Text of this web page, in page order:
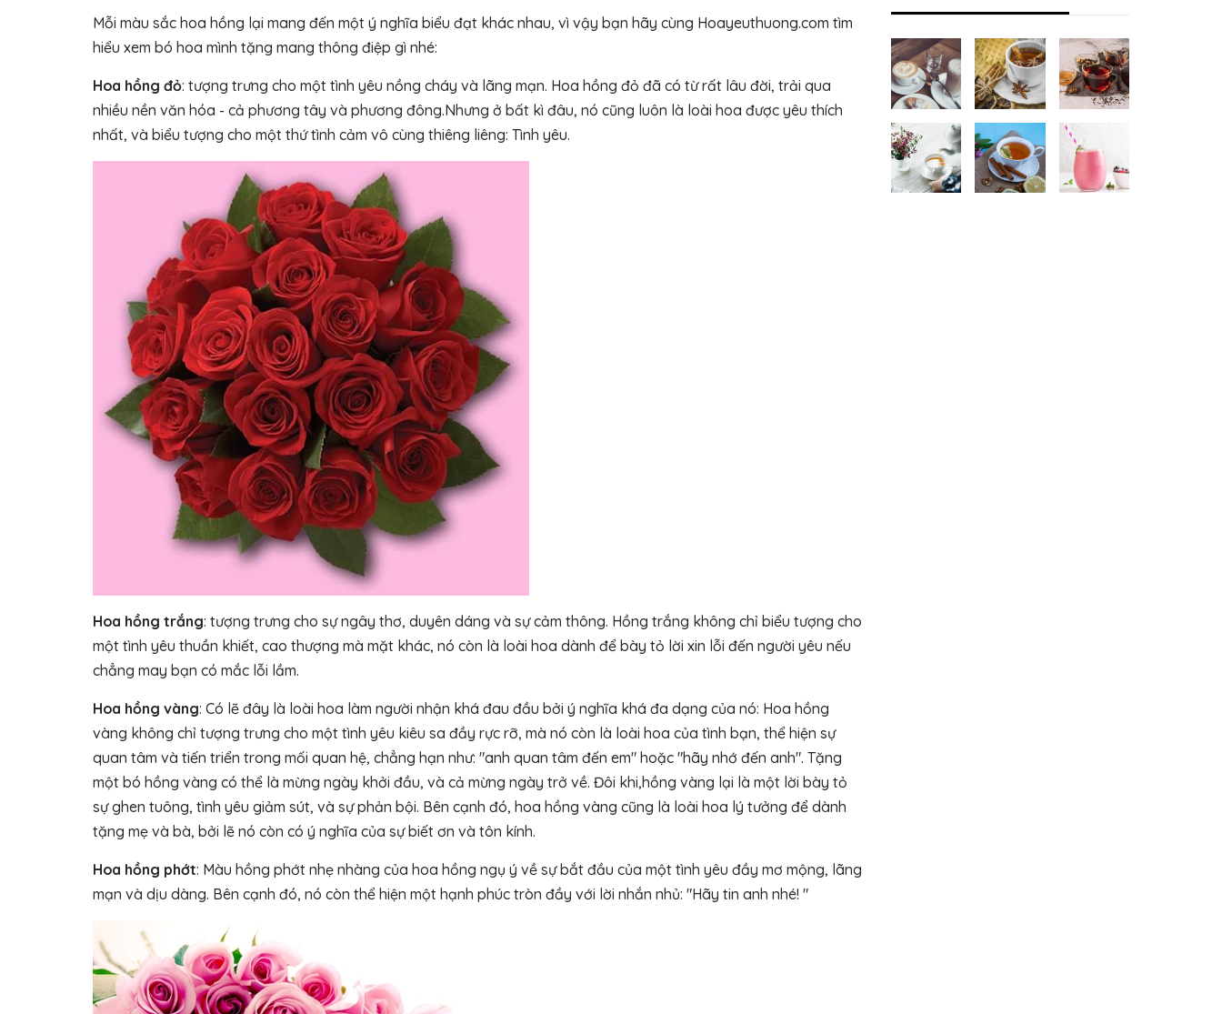
Mỗi màu sắc hoa hồng lại mang đến một ý nghĩa biểu đạt khác nhau, vì vậy bạn hãy cùng Hoayeuthuong.com tìm
hiểu xem bó hoa mình tặng mang thông điệp gì nhé:
Hoa hồng đỏ: tượng trưng cho một tình yêu nồng cháy và lãng mạn. Hoa hồng đỏ đã có từ rất lâu đời, trải qua
nhiều nền văn hóa - cả phương tây và phương đông.Nhưng ở bất kì đâu, nó cũng luôn là loài hoa được yêu thích
nhất, và biểu tượng cho một thứ tình cảm vô cùng thiêng liêng: Tình yêu.
Hoa hồng trắng: tượng trưng cho sự ngây thơ, duyên dáng và sự cảm thông. Hồng trắng không chỉ biểu tượng cho
một tình yêu thuần khiết, cao thượng mà mặt khác, nó còn là loài hoa dành để bày tỏ lời xin lỗi đến người yêu nếu
chẳng may bạn có mắc lỗi lầm.
Hoa hồng vàng: Có lẽ đây là loài hoa làm người nhận khá đau đầu bởi ý nghĩa khá đa dạng của nó: Hoa hồng
vàng không chỉ tượng trưng cho một tình yêu kiêu sa đầy rực rỡ, mà nó còn là loài hoa của tình bạn, thể hiện sự
quan tâm và tiến triển trong mối quan hệ, chẳng hạn như: "anh quan tâm đến em" hoặc "hãy nhớ đến anh". Tặng
một bó hồng vàng có thể là mừng ngày khởi đầu, và cả mừng ngày trở về. Đôi khi,hồng vàng lại là một lời bày tỏ
sự ghen tuông, tình yêu giảm sút, và sự phản bội. Bên cạnh đó, hoa hồng vàng cũng là loài hoa lý tưởng để dành
tặng mẹ và bà, bởi lẽ nó còn có ý nghĩa của sự biết ơn và tôn kính.
Hoa hồng phớt: Màu hồng phớt nhẹ nhàng của hoa hồng ngụ ý về sự bắt đầu của một tình yêu đầy mơ mộng, lãng
mạn và dịu dàng. Bên cạnh đó, nó còn thể hiện một hạnh phúc tròn đầy với lời nhắn nhủ: "Hãy tin anh nhé! "